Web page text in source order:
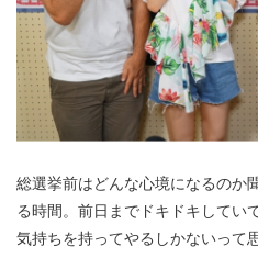
総選挙前はどんな心境になるのか
る時間。前日までドキドキしてい
気持ちを持ってやるしかないって